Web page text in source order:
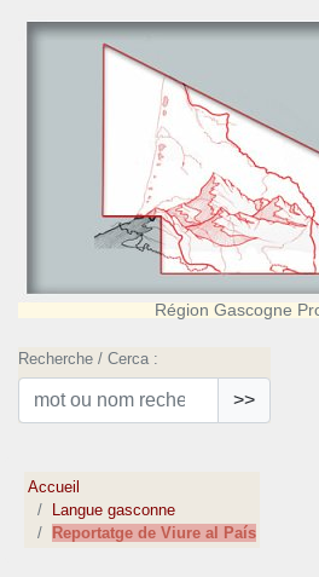
Région Gascogne
Recherche / Cerca :
>>
Accueil
Langue gasconne
Reportatge de Viure al País